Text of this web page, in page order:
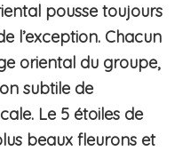
pousse toujours
l’exception. Chacun
oriental du groupe,
subtile de
Le 5 étoiles de
beaux fleurons et